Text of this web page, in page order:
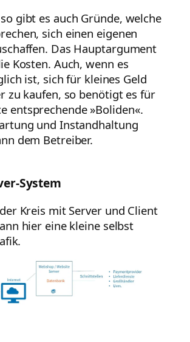
gibt es auch Gründe, welche
sich einen eigenen
Das Hauptargument
Kosten. Auch, wenn es
ist, sich für kleines Geld
zu kaufen, so benötigt es für
entsprechende »Boliden«.
und Instandhaltung
dem Betreiber.
System
Kreis mit Server und Client
hier eine kleine selbst